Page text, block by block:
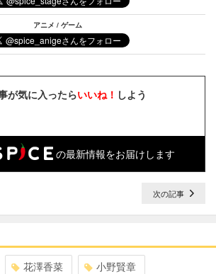
アニメ / ゲーム
が気に入ったらいいね！ しよう
の最新情報をお届けします
次の記事
花澤香菜 小野賢章